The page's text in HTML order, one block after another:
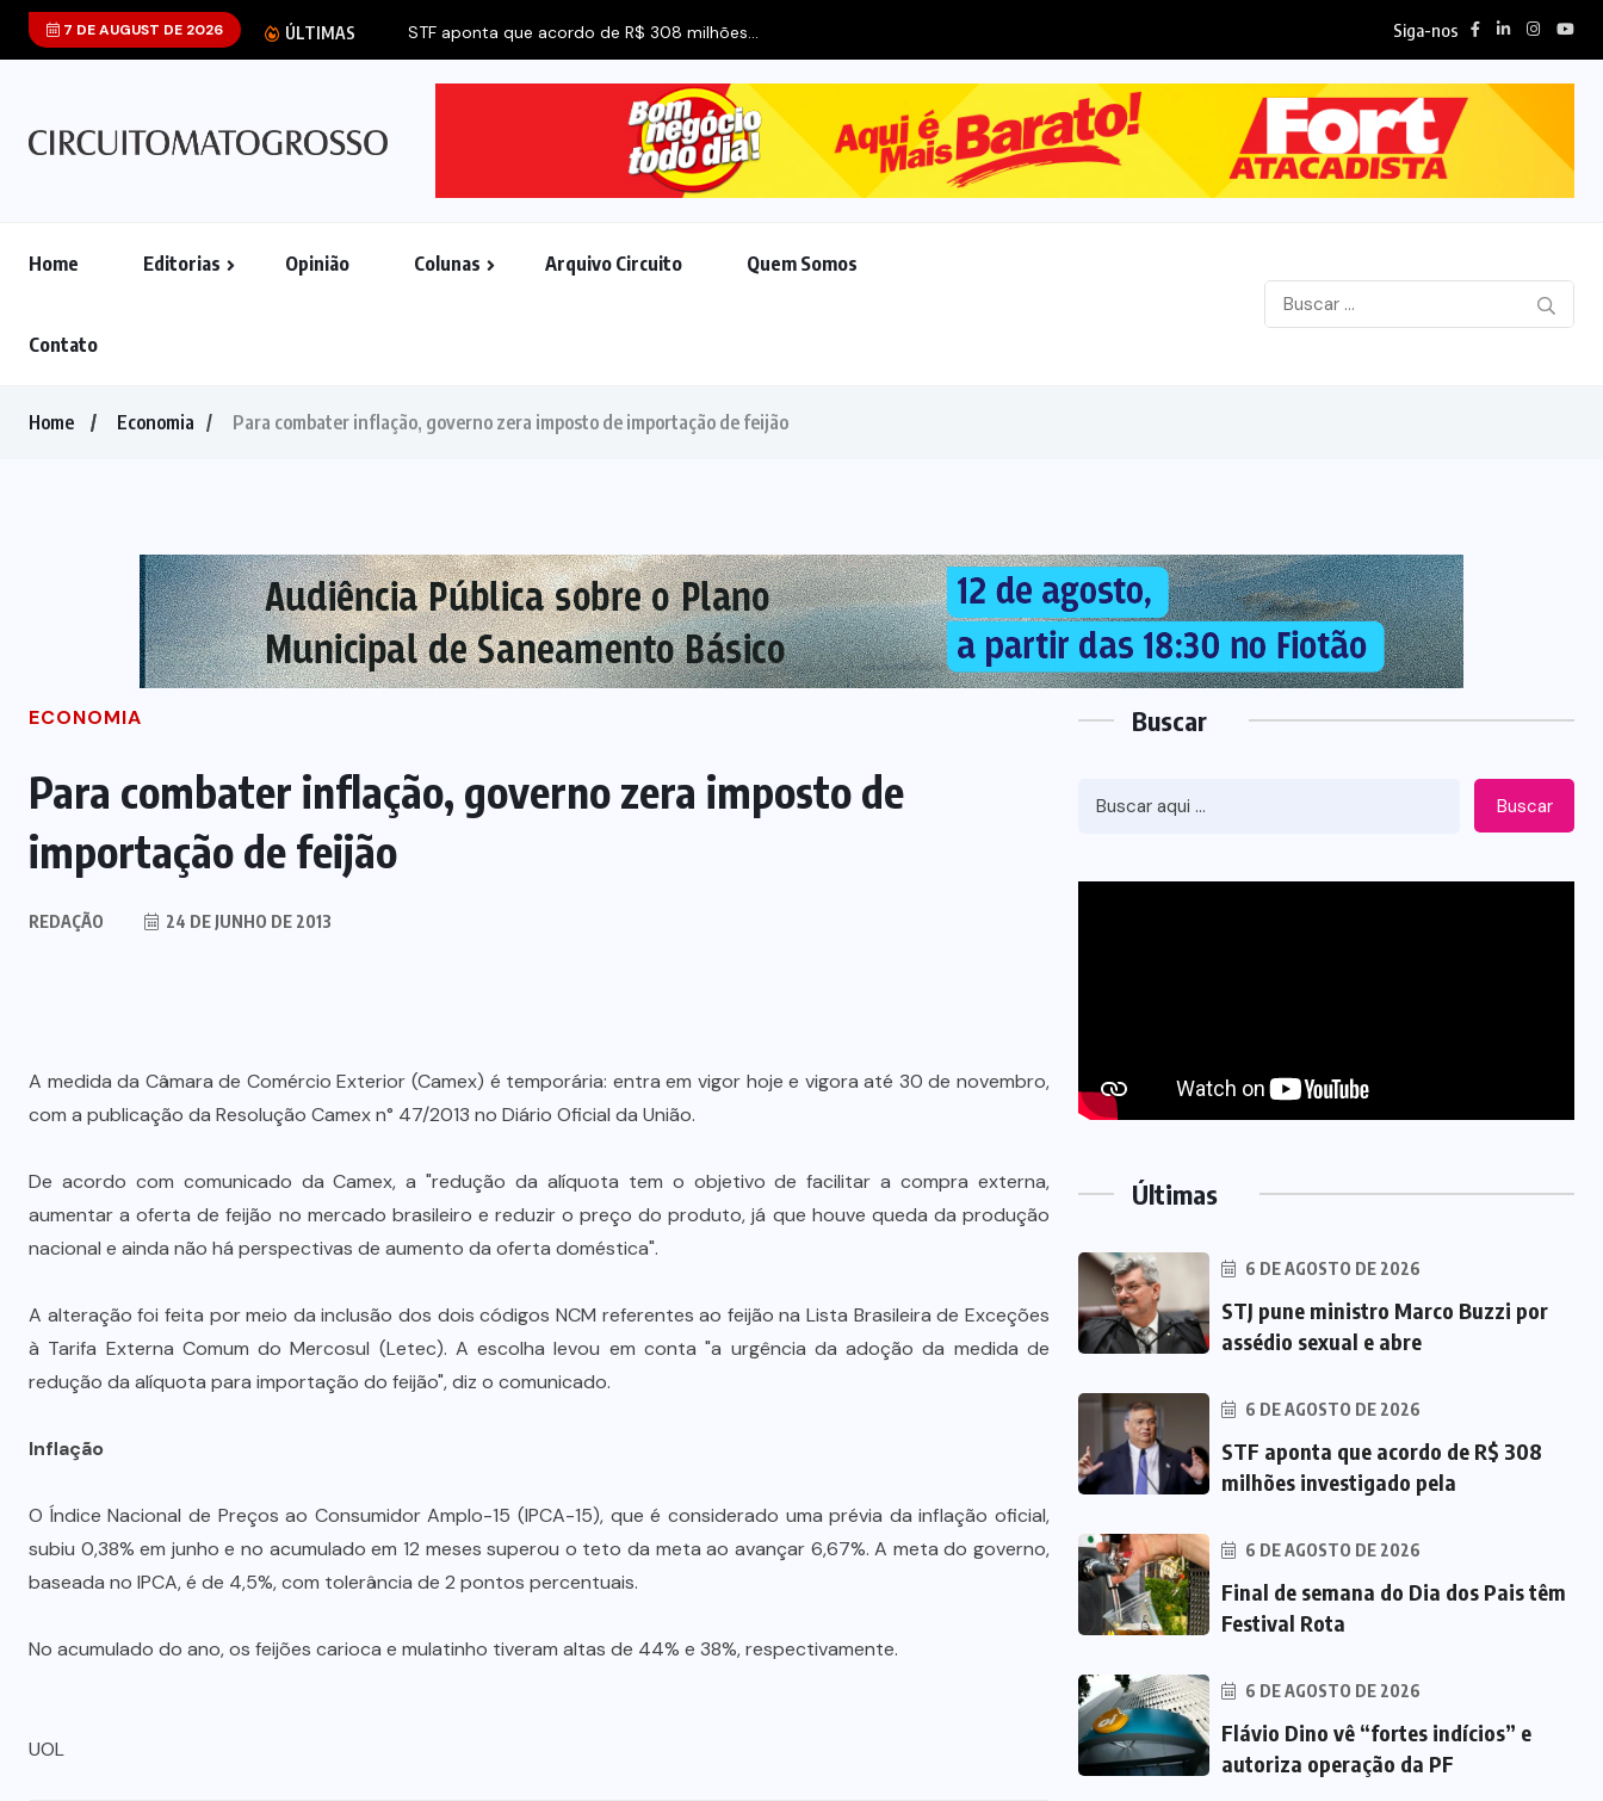
7 DE AUGUST DE 2026 ÚLTIMAS STF aponta que acordo de R$ 308 milhões... Siga-nos
Home Editorias Opinião Colunas Arquivo Circuito Quem Somos
Contato
Home Economia Para combater inflação, governo zera imposto de importação de feijão
ECONOMIA
Para combater inflação, governo zera imposto de
importação de feijão
REDAÇÃO 24 DE JUNHO DE 2013
A medida da Câmara de Comércio Exterior (Camex) é temporária: entra em vigor hoje e vigora até 30 de novembro,
com a publicação da Resolução Camex n° 47/2013 no Diário Oficial da União.
De acordo com comunicado da Camex, a "redução da alíquota tem o objetivo de facilitar a compra externa,
aumentar a oferta de feijão no mercado brasileiro e reduzir o preço do produto, já que houve queda da produção
nacional e ainda não há perspectivas de aumento da oferta doméstica".
A alteração foi feita por meio da inclusão dos dois códigos NCM referentes ao feijão na Lista Brasileira de Exceções
à Tarifa Externa Comum do Mercosul (Letec). A escolha levou em conta "a urgência da adoção da medida de
redução da alíquota para importação do feijão", diz o comunicado.
Inflação
O Índice Nacional de Preços ao Consumidor Amplo-15 (IPCA-15), que é considerado uma prévia da inflação oficial,
subiu 0,38% em junho e no acumulado em 12 meses superou o teto da meta ao avançar 6,67%. A meta do governo,
baseada no IPCA, é de 4,5%, com tolerância de 2 pontos percentuais.
No acumulado do ano, os feijões carioca e mulatinho tiveram altas de 44% e 38%, respectivamente.
UOL
Buscar
Buscar
Últimas
6 DE AGOSTO DE 2026
STJ pune ministro Marco Buzzi por
assédio sexual e abre
6 DE AGOSTO DE 2026
STF aponta que acordo de R$ 308
milhões investigado pela
6 DE AGOSTO DE 2026
Final de semana do Dia dos Pais têm
Festival Rota
6 DE AGOSTO DE 2026
Flávio Dino vê “fortes indícios” e
autoriza operação da PF